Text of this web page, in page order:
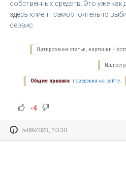
собственных средств. Это уже как
здесь клиент самостоятельно
сервис.
Цитирование статьи, картинки -
Общие правила поведения на сайте.
-4
5-08-2023, 10:30